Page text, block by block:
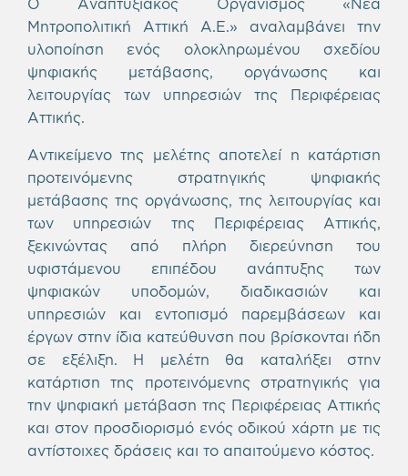
Ο Αναπτυξιακός Οργανισμός «Νέα
Μητροπολιτική Αττική Α.Ε.» αναλαμβάνει την
υλοποίηση ενός ολοκληρωμένου σχεδίου
ψηφιακής μετάβασης, οργάνωσης και
λειτουργίας των υπηρεσιών της Περιφέρειας
Αττικής.
Αντικείμενο της μελέτης αποτελεί η κατάρτιση
προτεινόμενης στρατηγικής ψηφιακής
μετάβασης της οργάνωσης, της λειτουργίας και
των υπηρεσιών της Περιφέρειας Αττικής,
ξεκινώντας από πλήρη διερεύνηση του
υφιστάμενου επιπέδου ανάπτυξης των
ψηφιακών υποδομών, διαδικασιών και
υπηρεσιών και εντοπισμό παρεμβάσεων και
έργων στην ίδια κατεύθυνση που βρίσκονται ήδη
σε εξέλιξη. Η μελέτη θα καταλήξει στην
κατάρτιση της προτεινόμενης στρατηγικής για
την ψηφιακή μετάβαση της Περιφέρειας Αττικής
και στον προσδιορισμό ενός οδικού χάρτη με τις
αντίστοιχες δράσεις και το απαιτούμενο κόστος.